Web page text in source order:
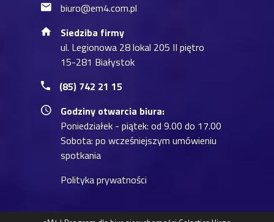
biuro@em4.com.pl
Siedziba firmy
ul. Legionowa 28 lokal 205 II piętro
15-281 Białystok
(85) 742 21 15
Godziny otwarcia biura:
Poniedziałek - piątek: od 9.00 do 17.00
Sobota: po wcześniejszym umówieniu
spotkania
Polityka prywatności